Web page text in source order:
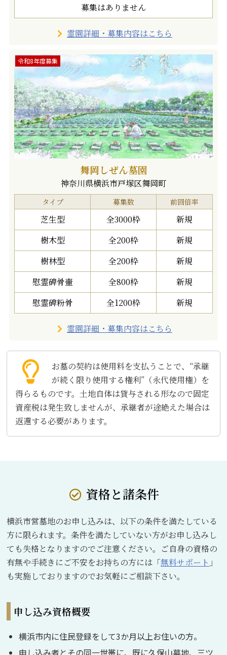
募集はありません
霊園詳細・募集内容はこちら
令和8年度募集
舞岡しぜん墓園
神奈川県横浜市戸塚区舞岡町
タイプ 募集数 前回倍率
芝生型 全3000枠
新規
樹木型
全200枠
新規
樹林型
全200枠
新規
慰霊碑骨壷
全800枠
新規
慰霊碑粉骨
全1200枠 新規
霊園詳細・募集内容はこちら
お墓の契約は使用料を支払うことで、“承継
が続く限り使用する権利”（永代使用権）を
得らるものです。土地自体は貸与される形なので固定
資産税は発生致しませんが、承継者が途絶えた場合は
返還する必要があります。
資格と諸条件
横浜市営墓地のお申し込みは、以下の条件を満たしている
方に限られます。条件を満たしていない方がお申し込みし
ても失格となりますのでご注意ください。ご自身の資格の
有無や手続きにご不安をお持ちの方には「無料サポート 」
も実施しておりますのでお気軽にご相談下さい。
申し込み資格概要
横浜市内に住民登録をして3か月以上お住いの方。
申し込み者とその同一世帯に、既に久保山墓地、三ツ